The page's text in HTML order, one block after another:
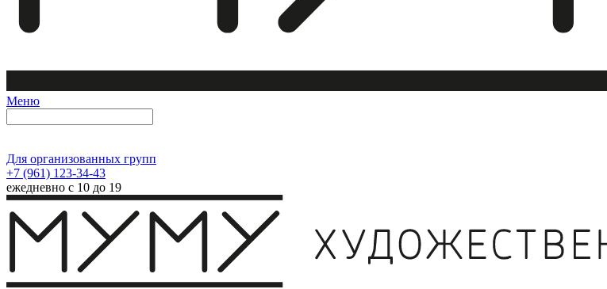
Меню
Для организованных групп
+7 (961) 123-34-43
ежедневно с 10 до 19